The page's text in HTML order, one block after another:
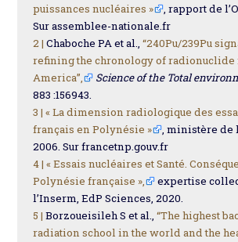
puissances nucléaires »
, rapport de
Sur assemblee-nationale.fr
2 | Chaboche PA et al.,“240Pu/239Pu
refining the chronology of radionuclide
America”,
Science of the Total
883 :156943.
3 | « La dimension radiologique des
français en Polynésie »
, ministère de
2006. Sur francetnp.gouv.fr
4 | « Essais nucléaires et Santé.
Polynésie française »,
expertise
l’Inserm, EdP Sciences, 2020.
5 | Borzoueisileh S et al.,“The highest
radiation school in the world and the